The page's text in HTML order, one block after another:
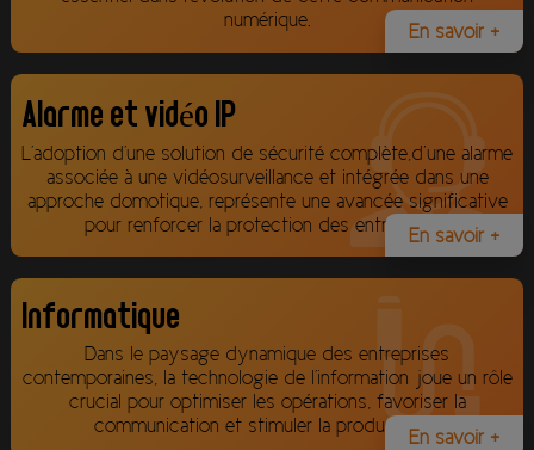
numérique.
En savoir +
Alarme et vidéo IP
L'adoption d'une solution de sécurité complète,d’une alarme
associée à une vidéosurveillance et intégrée dans une
approche domotique, représente une avancée significative
pour renforcer la protection des entreprises.En savoir +
Informatique
Dans le paysage dynamique des entreprises
contemporaines, la technologie de l'information joue un rôle
crucial pour optimiser les opérations, favoriser la
communication et stimuler la productivité.En savoir +